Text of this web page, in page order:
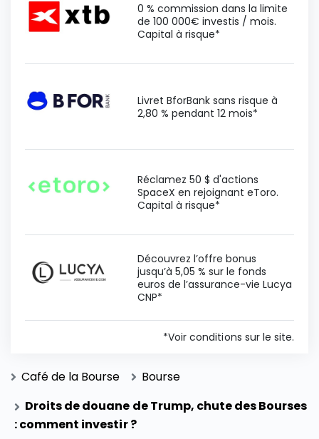
0 % commission dans la limite
de 100 000€ investis / mois.
Capital à risque*
Livret BforBank sans risque à
2,80 % pendant 12 mois*
Réclamez 50 $ d'actions
SpaceX en rejoignant eToro.
Capital à risque*
Découvrez l’offre bonus
jusqu’à 5,05 % sur le fonds
euros de l’assurance-vie Lucya
CNP*
*Voir conditions sur le site.
Café de la Bourse
Bourse
Droits de douane de Trump, chute des Bourses
: comment investir ?